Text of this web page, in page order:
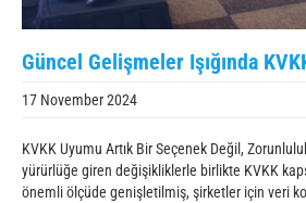
Güncel Gelişmeler Işığında
17 November 2024
KVKK Uyumu Artık Bir Seçenek Değil,
yürürlüğe giren değişikliklerle birlikte KVKK
önemli ölçüde genişletilmiş, şirketler için veri